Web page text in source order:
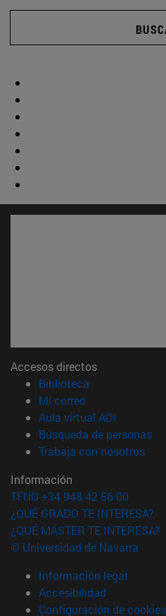
Accesos directos
Biblioteca
Mi correo(abre en nueva
Aula virtual ADI
Búsqueda de personas
Trabaja con nosotros
Información
TFNO +34 948 42 56 00
¿QUÉ GRADO TE INTERESA?
¿QUÉ MÁSTER TE INTERESA?
© Universidad de Navarra
Información legal
Accesibilidad
Configuración de cookies